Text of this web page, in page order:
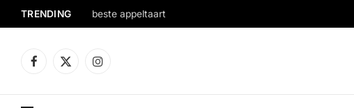
TRENDING beste appeltaart
Facebook
X
Instagram